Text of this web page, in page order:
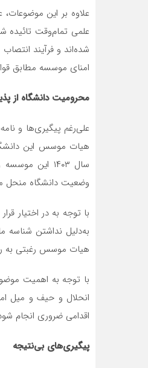
علمی تمام‌وقت تائیده
امنای موسسه مطابق
محرومیت دانشگاه از
هیات موسس این
سال ۱۴۰۳
وضعیت دانشگاه منحل
با توجه به در اختیار
به‌دلیل نداشتن شناسه
هیات موسس رغبتی به
با توجه به اهمیت
انحلال و حیف و میل
اقدامی ضروری انجام
پیگیری‌های بی‌نتیجه